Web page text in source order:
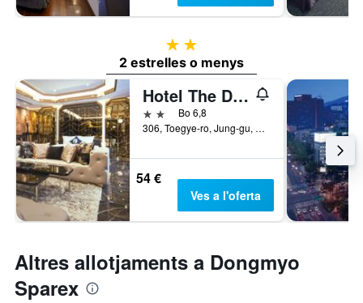
2 estrelles
2 estrelles o menys
Hotel The Designers Dongdaemun
2 estrelles
Bo 6,8
306, Toegye-ro, Jung-gu, Seül, Corea del Sud
54 €
Ves a l'oferta
Altres allotjaments a Dongmyo
Sparex